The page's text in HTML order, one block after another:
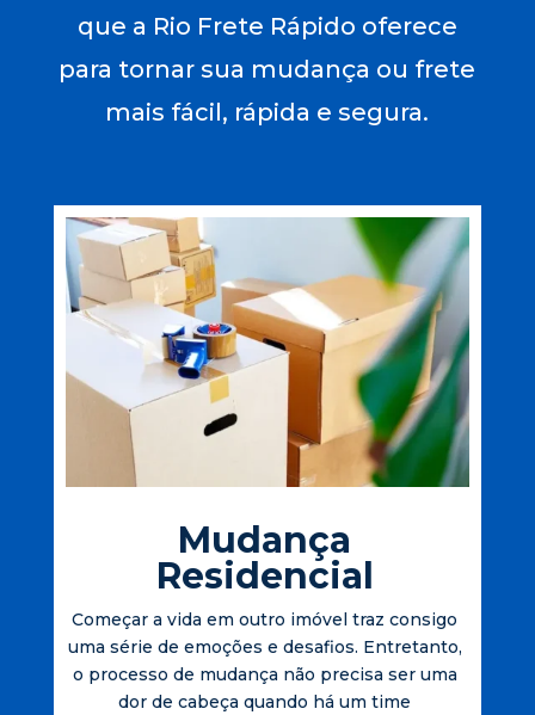
que a Rio Frete Rápido oferece
para tornar sua mudança ou frete
mais fácil, rápida e segura.
Mudança
Residencial
Começar a vida em outro imóvel traz consigo
uma série de emoções e desafios. Entretanto,
o processo de mudança não precisa ser uma
dor de cabeça quando há um time